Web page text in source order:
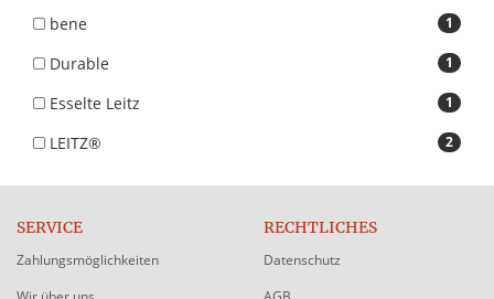
1
bene
1
Durable
1
Esselte Leitz
2
LEITZ®
SERVICE
Zahlungsmöglichkeiten
RECHTLICHES
Datenschutz